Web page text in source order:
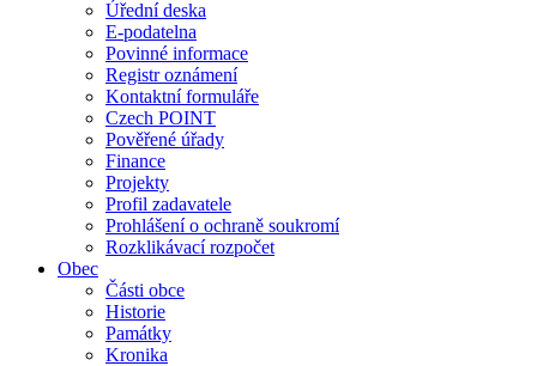
Úřední deska
E-podatelna
Povinné informace
Registr oznámení
Kontaktní formuláře
Czech POINT
Pověřené úřady
Finance
Projekty
Profil zadavatele
Prohlášení o ochraně soukromí
Rozklikávací rozpočet
Obec
Části obce
Historie
Památky
Kronika